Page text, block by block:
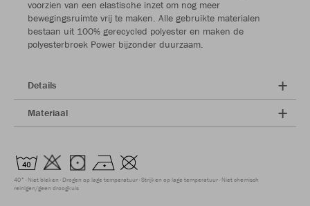
voorzien van een elastische inzet om nog meer
bewegingsruimte vrij te maken. Alle gebruikte materialen
bestaan uit 100% gerecycled polyester en maken de
polyesterbroek Power bijzonder duurzaam.
Details
Materiaal
40° Niet bleken Drogen op lage temperatuur Strijken op lage temperatuur Niet chemisch
reinigen/geen droogkuis